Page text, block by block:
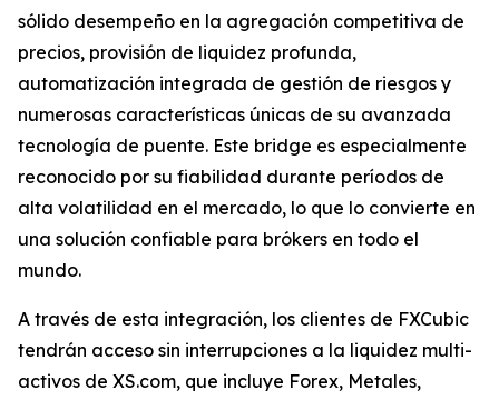
sólido desempeño en la agregación competitiva de
precios, provisión de liquidez profunda,
automatización integrada de gestión de riesgos y
numerosas características únicas de su avanzada
tecnología de puente. Este bridge es especialmente
reconocido por su fiabilidad durante períodos de
alta volatilidad en el mercado, lo que lo convierte en
una solución confiable para brókers en todo el
mundo.
A través de esta integración, los clientes de FXCubic
tendrán acceso sin interrupciones a la liquidez multi-
activos de XS.com, que incluye Forex, Metales,